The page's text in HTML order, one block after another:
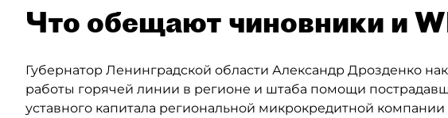
Что обещают чиновники и
Губернатор Ленинградской области Александр Дрозденко
работы горячей линии в регионе и штаба помощи
уставного капитала региональной микрокредитной